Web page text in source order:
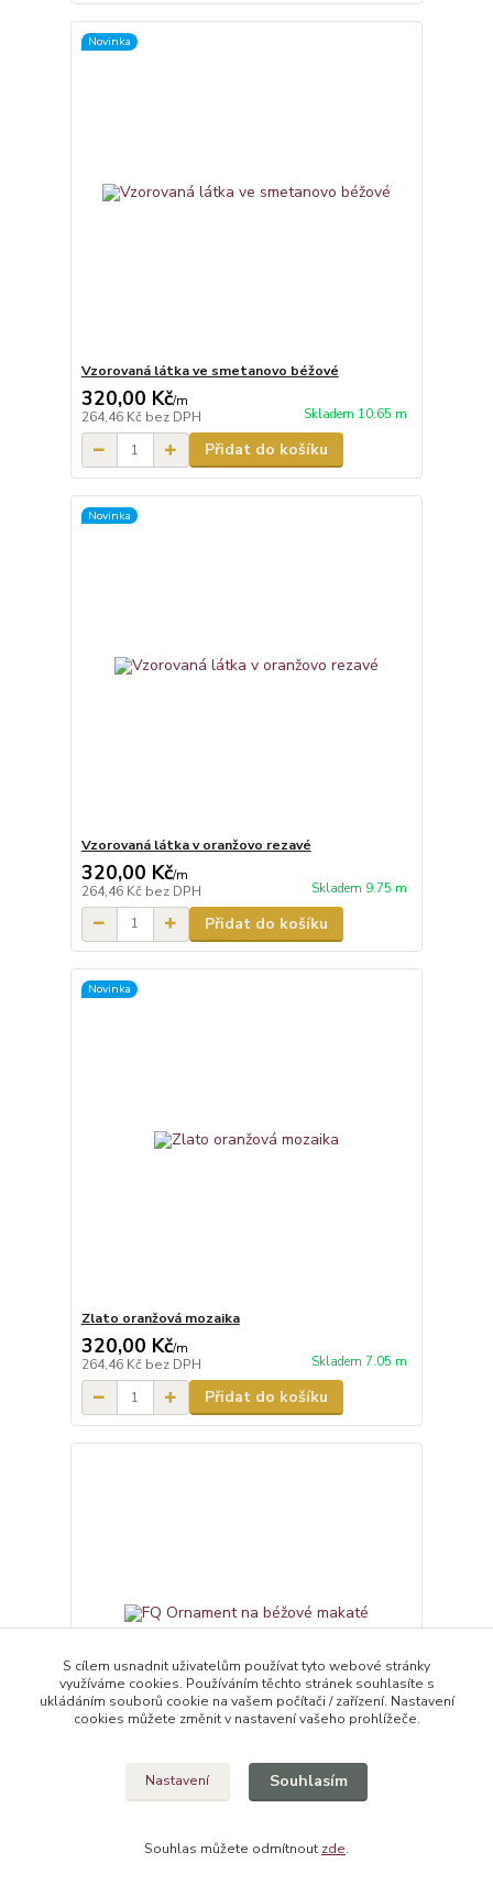
Novinka
Vzorovaná látka ve smetanovo béžové
320,00 Kč/m
264,46 Kč bez DPH Skladem 10.65 m
Přidat do košíku
Novinka
Vzorovaná látka v oranžovo rezavé
320,00 Kč/m
264,46 Kč bez DPH Skladem 9.75 m
Přidat do košíku
Novinka
Zlato oranžová mozaika
320,00 Kč/m
264,46 Kč bez DPH Skladem 7.05 m
Přidat do košíku
FQ Ornament na béžové makaté
S cílem usnadnit uživatelům používat tyto webové stránky
využíváme cookies. Používáním těchto stránek souhlasíte s
ukládáním souborů cookie na vašem počítači / zařízení. Nastavení
cookies můžete změnit v nastavení vašeho prohlížeče.
Nastavení Souhlasím
Souhlas můžete odmítnout zde.